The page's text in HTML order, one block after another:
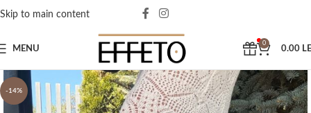
Skip to main content
MENU
0
0.00
-14%